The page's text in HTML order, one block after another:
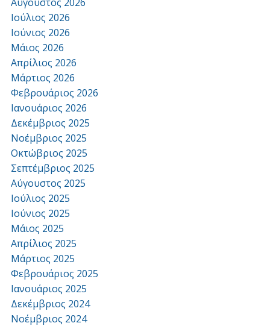
Ιούλιος 2026
Ιούνιος 2026
Μάιος 2026
Απρίλιος 2026
Μάρτιος 2026
Φεβρουάριος 2026
Ιανουάριος 2026
Δεκέμβριος 2025
Νοέμβριος 2025
Οκτώβριος 2025
Σεπτέμβριος 2025
Αύγουστος 2025
Ιούλιος 2025
Ιούνιος 2025
Μάιος 2025
Απρίλιος 2025
Μάρτιος 2025
Φεβρουάριος 2025
Ιανουάριος 2025
Δεκέμβριος 2024
Νοέμβριος 2024